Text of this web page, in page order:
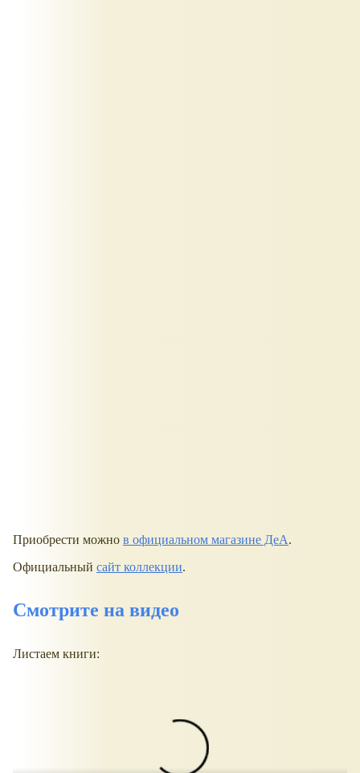
Приобрести можно в официальном магазине ДеА.
Официальный сайт коллекции.
Смотрите на видео
Листаем книги: